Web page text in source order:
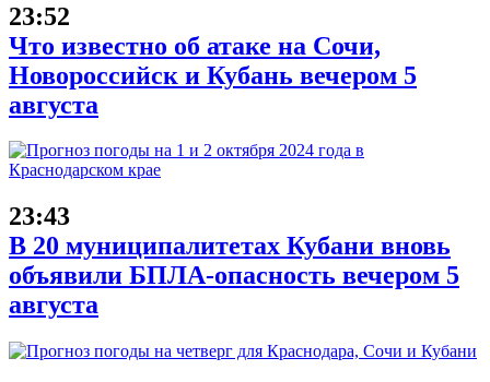
23:52
Что известно об атаке на Сочи,
Новороссийск и Кубань вечером 5
августа
23:43
В 20 муниципалитетах Кубани вновь
объявили БПЛА-опасность вечером 5
августа